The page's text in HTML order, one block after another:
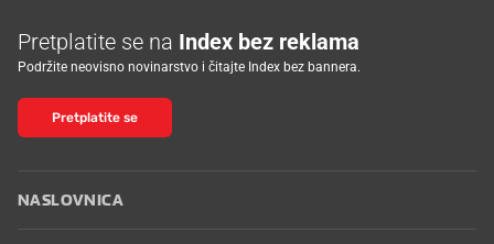
Pretplatite se na Index bez reklama
Podržite neovisno novinarstvo i čitajte Index bez bannera.
Pretplatite se
NASLOVNICA